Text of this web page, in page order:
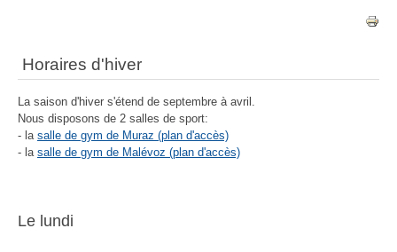
Horaires d'hiver
La saison d'hiver s'étend de septembre à avril.
Nous disposons de 2 salles de sport:
- la salle de gym de Muraz (plan d'accès)
- la salle de gym de Malévoz (plan d'accès)
Le lundi